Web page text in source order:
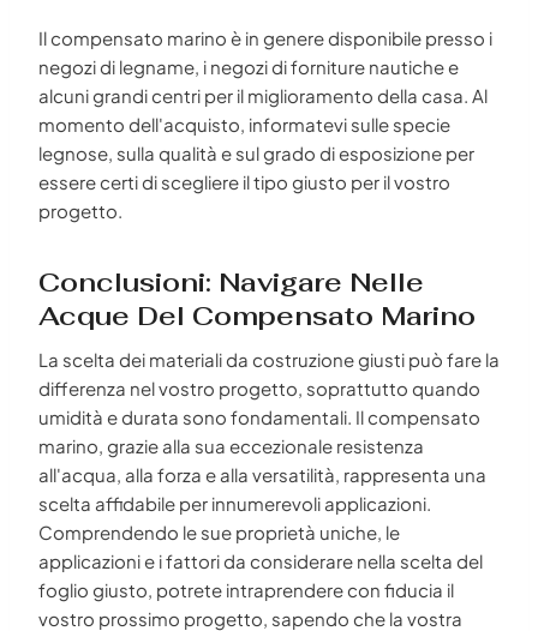
Il compensato marino è in genere disponibile presso i
negozi di legname, i negozi di forniture nautiche e
alcuni grandi centri per il miglioramento della casa. Al
momento dell'acquisto, informatevi sulle specie
legnose, sulla qualità e sul grado di esposizione per
essere certi di scegliere il tipo giusto per il vostro
progetto.
Conclusioni: Navigare Nelle
Acque Del Compensato Marino
La scelta dei materiali da costruzione giusti può fare la
differenza nel vostro progetto, soprattutto quando
umidità e durata sono fondamentali. Il compensato
marino, grazie alla sua eccezionale resistenza
all'acqua, alla forza e alla versatilità, rappresenta una
scelta affidabile per innumerevoli applicazioni.
Comprendendo le sue proprietà uniche, le
applicazioni e i fattori da considerare nella scelta del
foglio giusto, potrete intraprendere con fiducia il
vostro prossimo progetto, sapendo che la vostra